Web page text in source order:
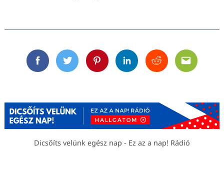
FacebookTwitterPinterestLinkedinRedditEmail
Dicsőíts velünk egész nap - Ez az a nap! Rádió